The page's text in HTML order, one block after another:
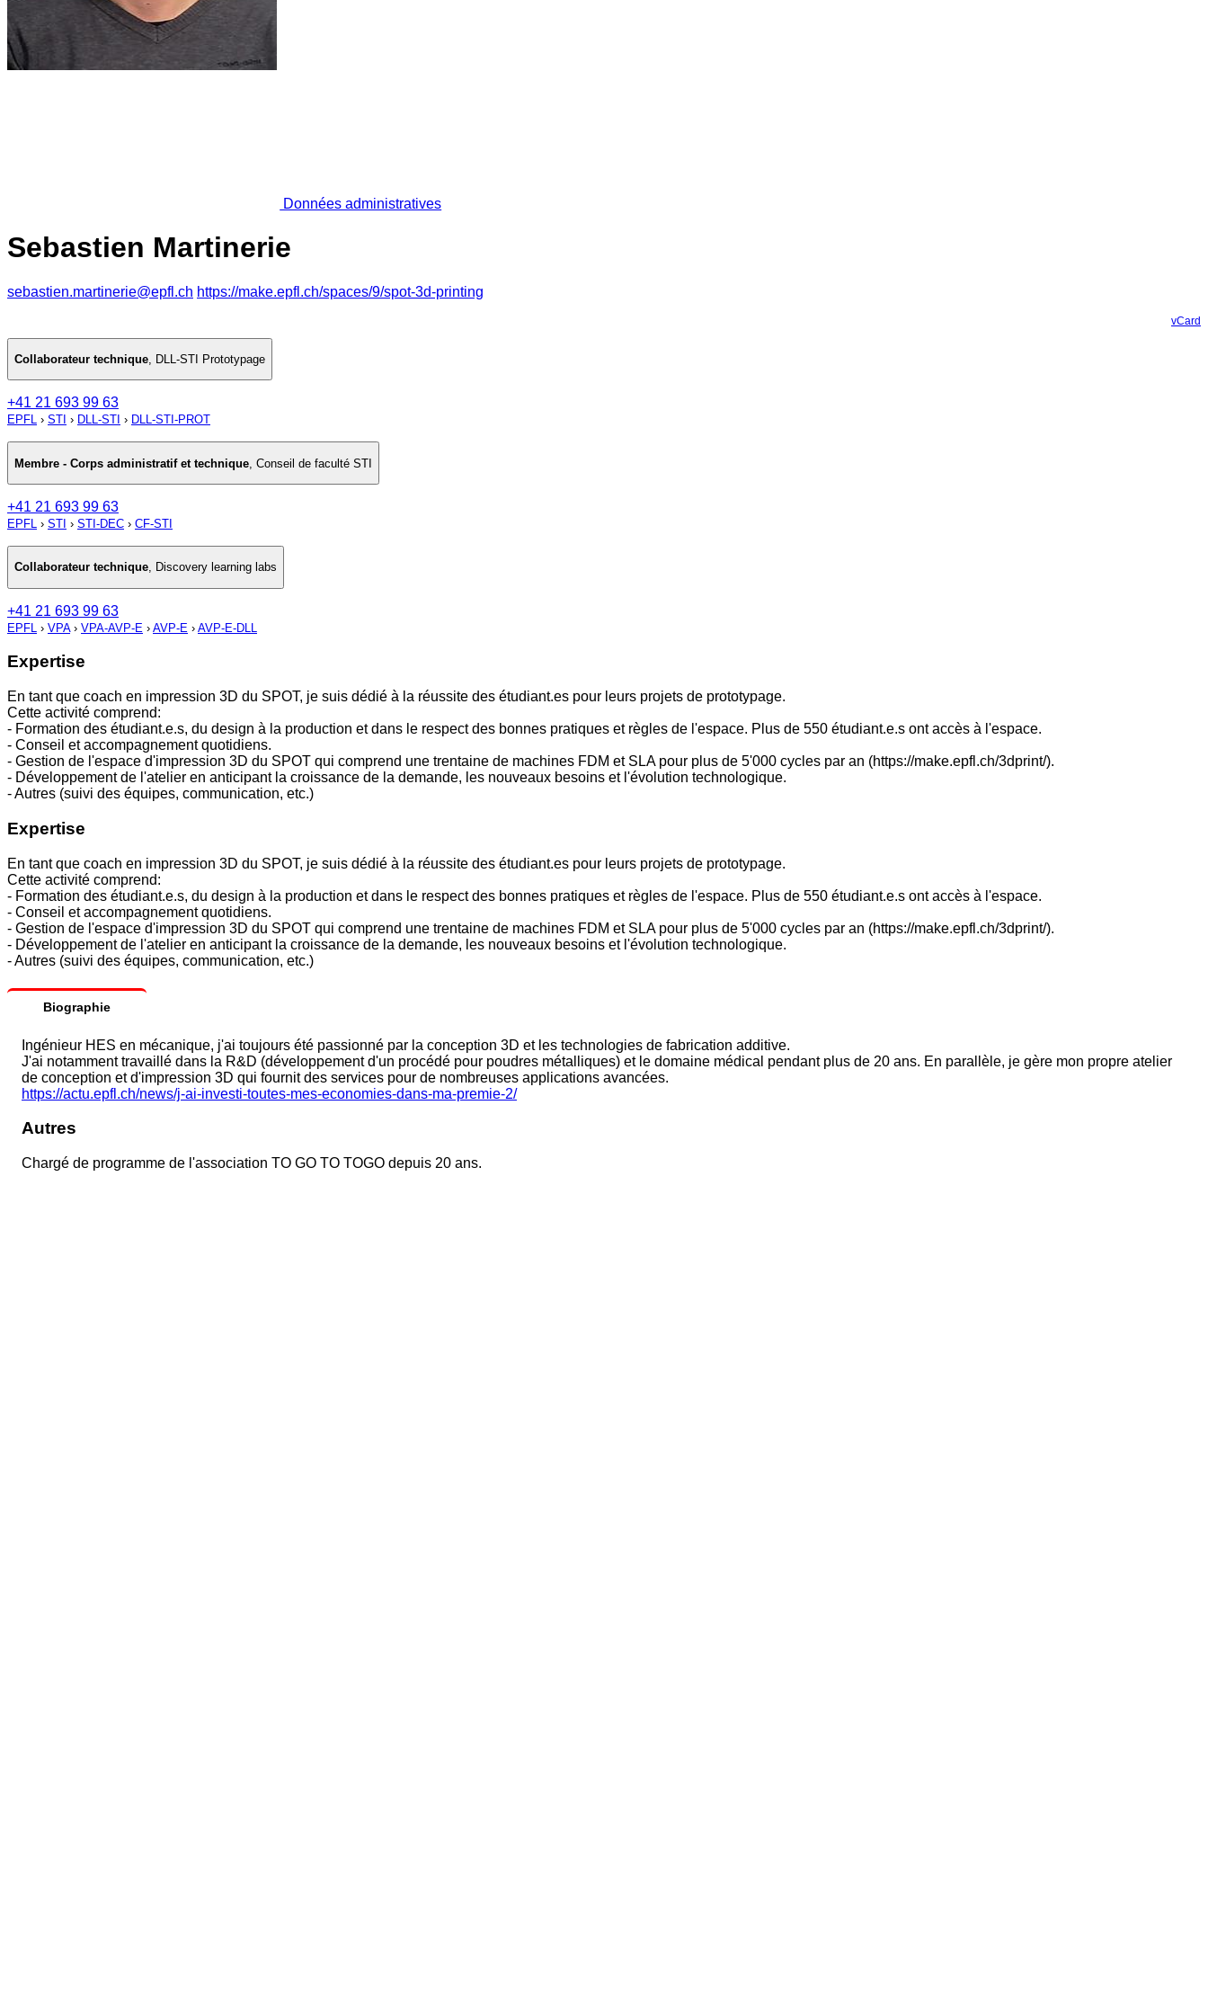
Données administratives
Sebastien Martinerie
sebastien.martinerie@epfl.ch https://make.epfl.ch/spaces/9/spot-3d-printing
vCard
Collaborateur technique, DLL-STI Prototypage
+41 21 693 99 63
EPFL › STI › DLL-STI › DLL-STI-PROT
Membre - Corps administratif et technique Conseil de faculté STI
+41 21 693 99 63
EPFL › STI › STI-DEC › CF-STI
Collaborateur technique, Discovery learning labs
+41 21 693 99 63
EPFL › VPA› VPA-AVP-E › AVP-E › AVP-E-DLL
Expertise
En tant que coach en impression 3D du SPOT, je suis dédié à la réussite des étudiant.es pour leurs projets de prototypage.
Cette activité comprend:
- Formation des étudiant.e.s, du design à la production et dans le respect des bonnes pratiques et règles de l'espace. Plus de 550 étudiant.e.s ont accès à l'espace.
- Conseil et accompagnement quotidiens.
- Gestion de l'espace d'impression 3D du SPOT qui comprend une trentaine de machines FDM et SLA pour plus de 5'000 cycles par an (https://make.epfl.ch/3dprint/).
- Développement de l'atelier en anticipant la croissance de la demande, les nouveaux besoins et l'évolution technologique.
- Autres (suivi des équipes, communication, etc.)
Expertise
En tant que coach en impression 3D du SPOT, je suis dédié à la réussite des étudiant.es pour leurs projets de prototypage.
Cette activité comprend:
- Formation des étudiant.e.s, du design à la production et dans le respect des bonnes pratiques et règles de l'espace. Plus de 550 étudiant.e.s ont accès à l'espace.
- Conseil et accompagnement quotidiens.
- Gestion de l'espace d'impression 3D du SPOT qui comprend une trentaine de machines FDM et SLA pour plus de 5'000 cycles par an (https://make.epfl.ch/3dprint/).
- Développement de l'atelier en anticipant la croissance de la demande, les nouveaux besoins et l'évolution technologique.
- Autres (suivi des équipes, communication, etc.)
Biographie
Ingénieur HES en mécanique, j'ai toujours été passionné par la conception 3D et les technologies de fabrication additive.
J'ai notamment travaillé dans la R&D (développement d'un procédé pour poudres métalliques) et le domaine médical pendant plus de 20 ans. En parallèle, je gère mon propre atelier
de conception et d'impression 3D qui fournit des services pour de nombreuses applications avancées.
https://actu.epfl.ch/news/j-ai-investi-toutes-mes-economies-dans-ma-premie-2/
Autres
Chargé de programme de l'association TO GO TO TOGO depuis 20 ans.